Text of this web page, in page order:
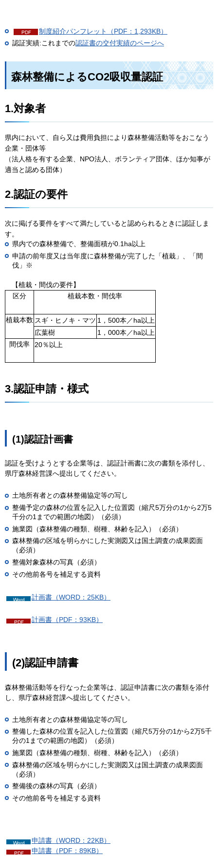
制度紹介パンフレット（PDF：1,293KB）
認証実績:これまでの認証書の交付実績のページへ
森林整備によるCO2吸収量認証
1.対象者
県内において、自ら又は費用負担により森林整備活動等をおこなう
企業・団体等
（法人格を有する企業、NPO法人、ボランティア団体、ほか知事が
適当と認める団体）
2.認証の要件
次に掲げる要件をすべて満たしていると認められるときに認証しま
す。
県内での森林整備で、整備面積が0.1ha以上
申請の前年度又は当年度に森林整備が完了した「植栽」、「間
伐」※
【植栽・間伐の要件】
区分
植栽本数・間伐率
植栽本数 スギ・ヒノキ・マツ 1，500本／ha以上
広葉樹
1，000本／ha以上
間伐率
20％以上
3.認証申請・様式
(1)認証計画書
認証を受けようとする企業等は、認証計画書に次の書類を添付し、
県庁森林経営課へ提出してください。
土地所有者との森林整備協定等の写し
整備予定の森林の位置を記入した位置図（縮尺5万分の1から2万5
千分の1までの範囲の地図）（必須）
施業図（森林整備の種類、樹種、林齢を記入）（必須）
森林整備の区域を明らかにした実測図又は国土調査の成果図面
（必須）
整備対象森林の写真（必須）
その他前各号を補足する資料
計画書（WORD：25KB）
計画書（PDF：93KB）
(2)認証申請書
森林整備活動等を行なった企業等は、認証申請書に次の書類を添付
し、県庁森林経営課へ提出してください。
土地所有者との森林整備協定等の写し
整備した森林の位置を記入した位置図（縮尺5万分の1から2万5千
分の1までの範囲の地図）（必須）
施業図（森林整備の種類、樹種、林齢を記入）（必須）
森林整備の区域を明らかにした実測図又は国土調査の成果図面
（必須）
整備後の森林の写真（必須）
その他前各号を補足する資料
申請書（WORD：22KB）
申請書（PDF：89KB）